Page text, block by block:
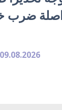
ضرب
09.08.2026